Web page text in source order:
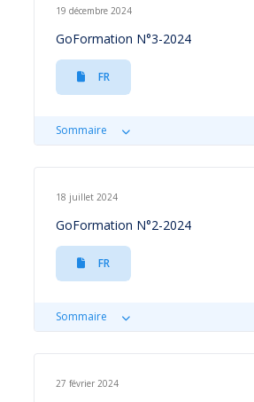
19 décembre 2024
GoFormation N°3-2024
FR
Sommaire
18 juillet 2024
GoFormation N°2-2024
FR
Sommaire
27 février 2024